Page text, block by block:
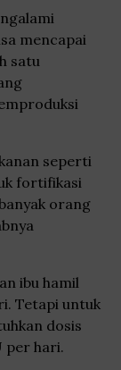
mencapai
satu
seperti
fortifikasi
orang
ibu hamil
Tetapi untuk
dosis
per hari.